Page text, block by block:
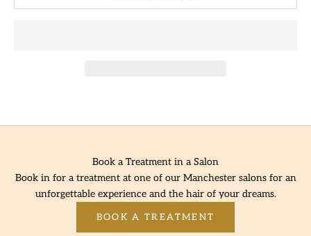
Book a Treatment in a Salon
Book in for a treatment at one of our Manchester salons for an
unforgettable experience and the hair of your dreams.
BOOK A TREATMENT